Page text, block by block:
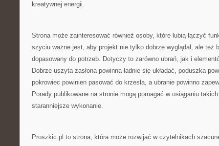
kreatywnej energii.
Strona może zainteresować również osoby, które lubią łączyć
szyciu ważne jest, aby projekt nie tylko dobrze wyglądał, ale też
dopasowany do potrzeb. Dotyczy to zarówno ubrań, jak i
Dobrze uszyta zasłona powinna ładnie się układać, poduszka
pokrowiec powinien pasować do krzesła, a ubranie powinno
Porady publikowane na stronie mogą pomagać w osiąganiu
staranniejsze wykonanie.
Proszkic.pl to strona, która może rozwijać w czytelnikach